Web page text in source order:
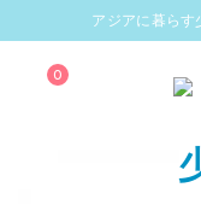
アジアに暮らす
0